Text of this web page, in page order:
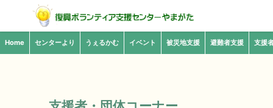
Home センターより うぇるかむ イベント 被災地支援 避難者支援 支援